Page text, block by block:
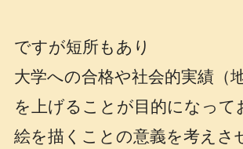
ですが短所もあり
大学への合格や社会的実績（
を上げることが目的になって
絵を描くことの意義を考えさ